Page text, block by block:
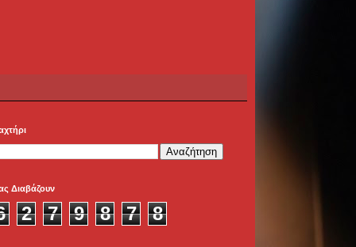
Διαβάζουν
2 7 9 8 7 8